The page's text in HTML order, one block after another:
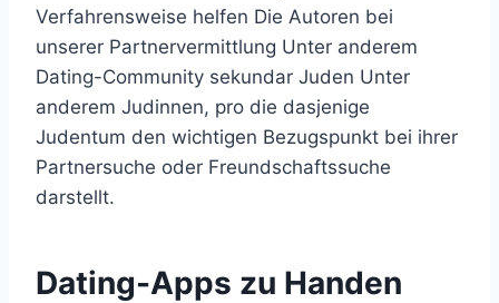
Verfahrensweise helfen Die Autoren bei
unserer Partnervermittlung Unter anderem
Dating-Community sekundar Juden Unter
anderem Judinnen, pro die dasjenige
Judentum den wichtigen Bezugspunkt bei ihrer
Partnersuche oder Freundschaftssuche
darstellt.
Dating-Apps zu Handen